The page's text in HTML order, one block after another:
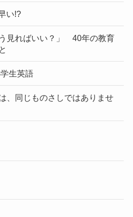
い!?
う見ればいい？」 40年の教育
生英語
、同じものさしではありませ